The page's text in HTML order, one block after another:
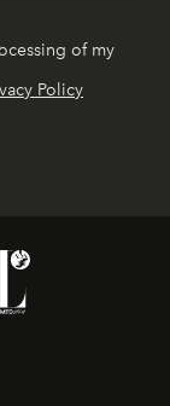
of my
Policy